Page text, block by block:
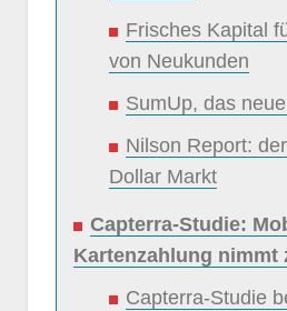
Frisches Kapital
von Neukunden
SumUp, das
Nilson Report:
Dollar Markt
Capterra-Studie:
Kartenzahlung nimmt
Capterra-Studie